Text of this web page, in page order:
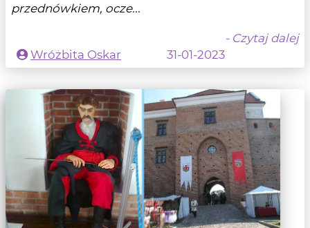
przednówkiem, ocze...
- Czytaj dalej
Wróżbita Oskar
31-01-2023